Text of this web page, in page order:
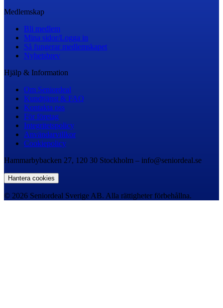
Medlemskap
Bli medlem
Mina sidor/Logga in
Så fungerar medlemskapet
Nyhetsbrev
Hjälp & Information
Om Seniordeal
Kundtjänst & FAQ
Kontakta oss
För företag
Integritetspolicy
Användarvillkor
Cookiepolicy
Hammarbybacken 27, 120 30 Stockholm – info@seniordeal.se
Hantera cookies
© 2026 Seniordeal Sverige AB. Alla rättigheter förbehållna.